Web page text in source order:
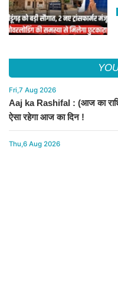
Fri,7 Aug 2026
Aaj ka Rashifal : (आज का
ऐसा रहेगा आज का दिन !
Thu,6 Aug 2026